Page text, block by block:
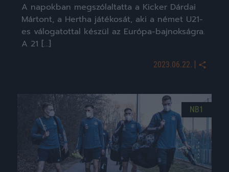
A napokban megszólaltatta a Kicker Dárdai
Mártont, a Hertha játékosát, aki a német U21-
es válogatottal készül az Európa-bajnokságra.
A 21 […]
2023.06.22. |
NB1